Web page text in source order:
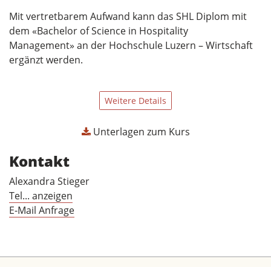
Mit vertretbarem Aufwand kann das SHL Diplom mit
dem «Bachelor of Science in Hospitality
Management» an der Hochschule Luzern – Wirtschaft
ergänzt werden.
Weitere Details
Unterlagen zum Kurs
Kontakt
Alexandra Stieger
Tel... anzeigen
E-Mail Anfrage